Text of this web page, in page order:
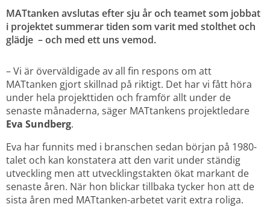
MATtanken avslutas efter sju år och teamet som jobbat
i projektet summerar tiden som varit med stolthet och
glädje  – och med ett uns vemod.
– Vi är överväldigade av all fin respons om att
MATtanken gjort skillnad på riktigt. Det har vi fått höra
under hela projekttiden och framför allt under de
Eva Sundberg.
Eva har funnits med i branschen sedan början på 1980-
talet och kan konstatera att den varit under ständig
utveckling men att utvecklingstakten ökat markant de
senaste åren. När hon blickar tillbaka tycker hon att de
sista åren med MATtanken-arbetet varit extra roliga.